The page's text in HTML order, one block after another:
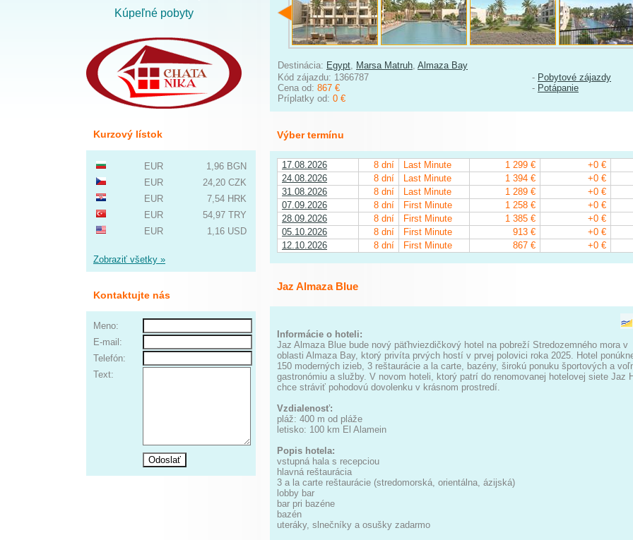
Kúpeľné pobyty
Kurzový lístok
EUR
1,96 BGN
EUR
24,20 CZK
EUR
7,54 HRK
EUR
54,97 TRY
EUR
1,16 USD
Zobraziť všetky »
Kontaktujte nás
Meno:
E-mail:
Telefón:
Text:
Destinácia: Egypt, Marsa Matruh, Almaza Bay
Kód zájazdu: 1366787
Cena od: 867 €
Príplatky od: 0 €
- Pobytové zájazdy
- Potápanie
Výber termínu
17.08.2026 8 dní Last Minute 1 299 € +0 €
24.08.2026
8 dní Last Minute 1 394 € +0 €
31.08.2026
8 dní Last Minute 1 289 € +0 €
07.09.2026
8 dní First Minute 1 258 € +0 €
28.09.2026
8 dní First Minute 1 385 € +0 €
05.10.2026
8 dní First Minute 913 € +0 €
12.10.2026
8 dní First Minute 867 € +0 €
Jaz Almaza Blue
Informácie o hoteli:
Jaz Almaza Blue bude nový päťhviezdičkový hotel na pobreží Stredozemného mora v
oblasti Almaza Bay, ktorý privíta prvých hostí v prvej polovici roka 2025. Hotel
150 moderných izieb, 3 reštaurácie a la carte, bazény, širokú ponuku športových a
gastronómiu a služby. V novom hoteli, ktorý patrí do renomovanej hotelovej siete Jaz
chce stráviť pohodovú dovolenku v krásnom prostredí.
Vzdialenosť:
pláž: 400 m od pláže
letisko: 100 km El Alamein
Popis hotela:
vstupná hala s recepciou
hlavná reštaurácia
3 a la carte reštaurácie (stredomorská, orientálna, ázijská)
lobby bar
bar pri bazéne
bazén
uteráky, slnečníky a osušky zadarmo